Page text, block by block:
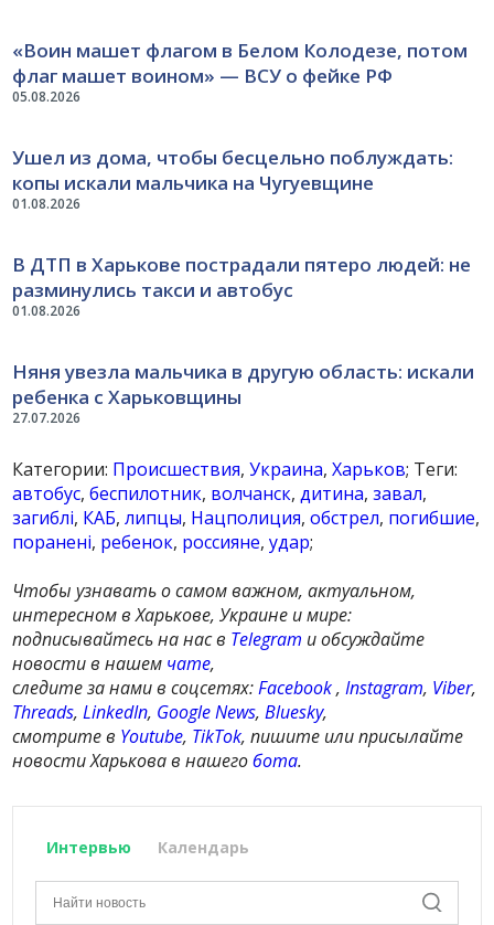
05.08.2026
«Воин машет флагом в Белом Колодезе, потом
флаг машет воином» — ВСУ о фейке РФ
01.08.2026
Ушел из дома, чтобы бесцельно поблуждать:
копы искали мальчика на Чугуевщине
01.08.2026
В ДТП в Харькове пострадали пятеро людей: не
разминулись такси и автобус
27.07.2026
Няня увезла мальчика в другую область: искали
ребенка с Харьковщины
Категории: Происшествия,Украина,Харьков; Теги:
автобус,беспилотник, волчанск,дитина,завал,
загиблі, КАБ,липцы, Нацполиция,обстрел, погибшие,
поранені, ребенок, россияне,удар;
Чтобы узнавать о самом важном, актуальном,
интересном в Харькове, Украине и мире:
подписывайтесь на нас в Telegram и обсуждайте
новости в нашем чате,
следите за нами в соцсетях:Facebook,Instagram, Viber,
Threads,LinkedIn, Google News,Bluesky,
смотрите в Youtube, TikTok, пишите или присылайте
новости Харькова в нашегобота.
Интервью Календарь